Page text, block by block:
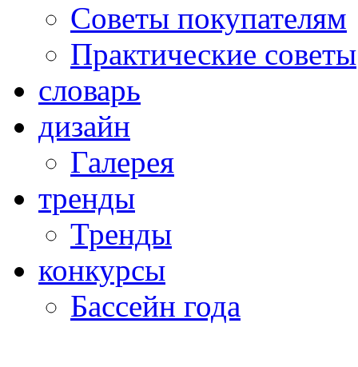
Советы покупателям
Практические советы
словарь
дизайн
Галерея
тренды
Тренды
конкурсы
Бассейн года